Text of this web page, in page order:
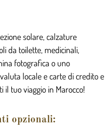
solare, calzature
da toilette, medicinali,
fotografica o uno
locale e carte di credito e
il tuo viaggio in Marocco!
opzionali: